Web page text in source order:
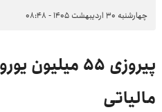
چهارشنبه ۳۰ اردیبهشت ۱۴۰۵ - ۰۸:۴۸
پیروزی ۵۵
مالیاتی